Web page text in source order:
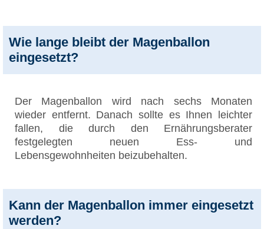
Wie lange bleibt der Magenballon
eingesetzt?
Der Magenballon wird nach sechs Monaten
wieder entfernt. Danach sollte es Ihnen leichter
fallen, die durch den Ernährungsberater
festgelegten neuen Ess- und
Lebensgewohnheiten beizubehalten.
Kann der Magenballon immer eingesetzt
werden?